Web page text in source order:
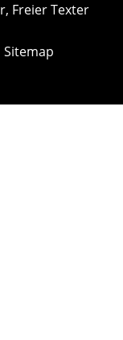
Freier Texter
Sitemap